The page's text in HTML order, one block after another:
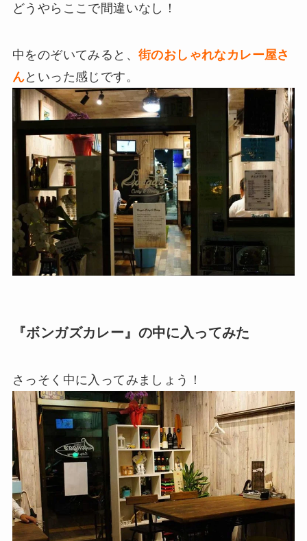
どうやらここで間違いなし！
中をのぞいてみると、 街のおしゃれなカレー屋さ
んといった感じです。
『ボンガズカレー』の中に入ってみた
さっそく中に入ってみましょう！